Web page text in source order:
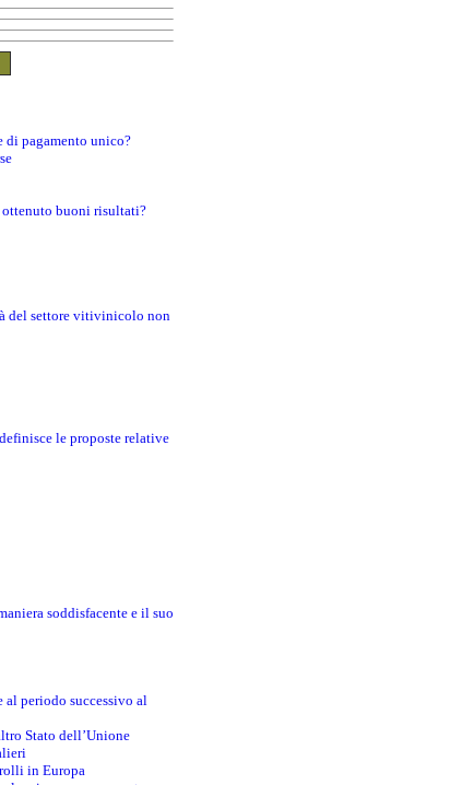
di pagamento unico?
buoni risultati?
del settore vitivinicolo non
le proposte relative
soddisfacente e il suo
periodo successivo al
Stato dell’Unione
in Europa